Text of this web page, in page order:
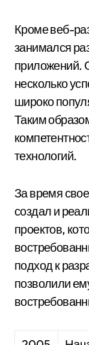
Кроме веб-
занимался
приложений.
несколько
широко
Таким
технологий.
За время
создал и
проектов,
подход к
позволили